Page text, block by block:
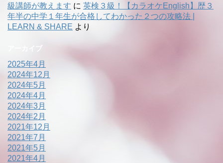
級講師が教えます に 英検３級！【カラオケEnglish】歴３
年半の中学１年生が合格してわかった２つの攻略法 |
LEARN & SHARE より
アーカイブ
2025年4月
2024年12月
2024年5月
2024年4月
2024年3月
2024年2月
2021年12月
2021年7月
2021年5月
2021年4月